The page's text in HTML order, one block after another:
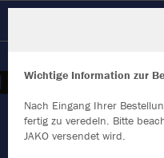
Wichtige Information zur
Nach Eingang Ihrer
fertig zu veredeln. Bitte
JAKO versendet wird.
Wir verwenden Cookies